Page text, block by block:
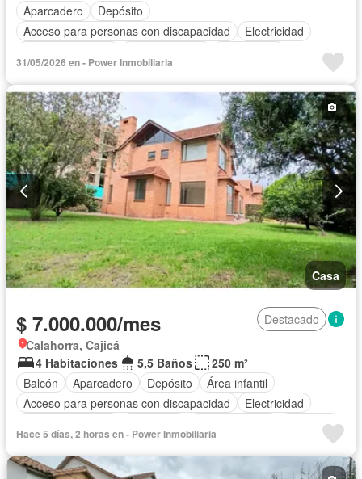
Aparcadero
Depósito
Acceso para personas con discapacidad
Electricidad
Seguridad privada
Cuarto de servicio
31/05/2026 en - Power Inmobiliaria
Casa
$ 7.000.000/mes
Destacado
Calahorra, Cajicá
4 Habitaciones
5,5 Baños
250 m²
Balcón
Aparcadero Depósito
Área infantil
Acceso para personas con discapacidad
Electricidad
Ascensor
Vista panorámica
Seguridad privada
Cuarto de servicio
Cancha de tenis
Hace 5 días, 2 horas en - Power Inmobiliaria